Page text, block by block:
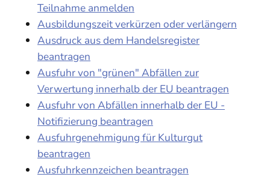
Teilnahme anmelden
Ausbildungszeit verkürzen oder verlängern
Ausdruck aus dem Handelsregister
beantragen
Ausfuhr von "grünen" Abfällen zur
Verwertung innerhalb der EU beantragen
Ausfuhr von Abfällen innerhalb der EU -
Notifizierung beantragen
Ausfuhrgenehmigung für Kulturgut
beantragen
Ausfuhrkennzeichen beantragen